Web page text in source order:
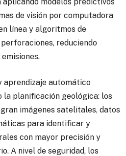
de visión por computadora
línea y algoritmos de
reduciendo
aprendizaje automático
la planificación geológica: los
imágenes satelitales, datos
para identificar y
con mayor precisión y
A nivel de seguridad, los